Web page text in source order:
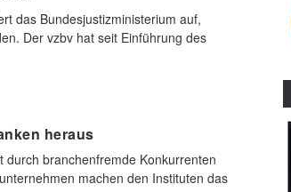
das Bundesjustizministerium auf,
Der vzbv hat seit Einführung des
heraus
branchenfremde Konkurrenten
machen den Instituten das